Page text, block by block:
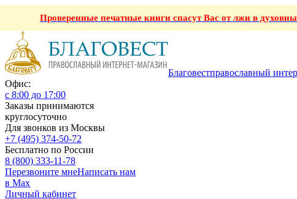
Проверенные печатные книги спасут Вас от лжи в
Благовестправославный
Офис:
с 8:00 до 17:00
Заказы принимаются
круглосуточно
Для звонков из Москвы
+7 (495) 374-50-72
Бесплатно по России
8 (800) 333-11-78
Перезвоните мнеНаписать нам
в Max
Личный кабинет